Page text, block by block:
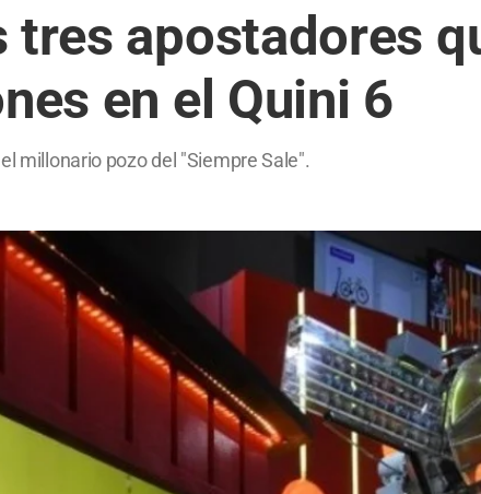
tres apostadores
en el Quini 6
millonario pozo del "Siempre Sale".